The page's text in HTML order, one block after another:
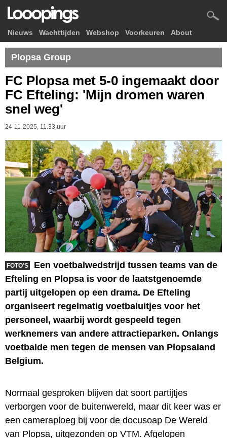
Nieuws Wachttijden Webshop Voorkeuren About
Plopsa Group
FC Plopsa met 5-0 ingemaakt door
FC Efteling: 'Mijn dromen waren
snel weg'
24-11-2025, 11.33 uur
FOTO'S
Een voetbalwedstrijd tussen teams van de
Efteling en Plopsa is voor de laatstgenoemde
partij uitgelopen op een drama. De Efteling
organiseert regelmatig voetbaluitjes voor het
personeel, waarbij wordt gespeeld tegen
werknemers van andere attractieparken. Onlangs
voetbalde men tegen de mensen van Plopsaland
Belgium.
Normaal gesproken blijven dat soort partijtjes
verborgen voor de buitenwereld, maar dit keer was er
een cameraploeg bij voor de docusoap De Wereld
van Plopsa, uitgezonden op VTM. Afgelopen